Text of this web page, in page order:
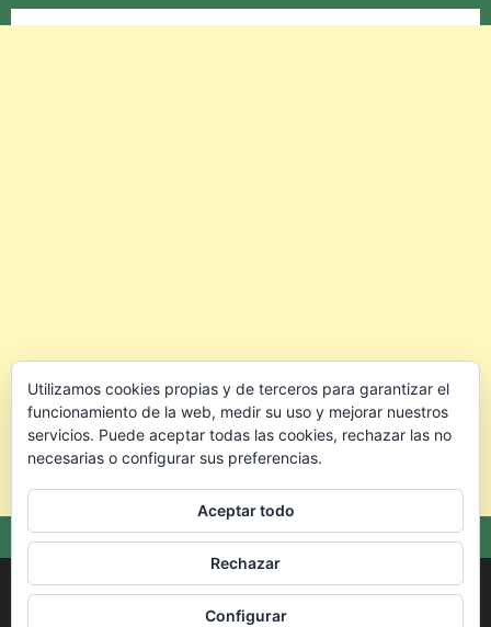
Copyright © 2026 🐰 Conejo.info — Todo para cuidar mejor a tu
conejo.
Utilizamos cookies propias y de terceros para garantizar el
funcionamiento de la web, medir su uso y mejorar nuestros
servicios. Puede aceptar todas las cookies, rechazar las no
necesarias o configurar sus preferencias.
Aceptar todo
Rechazar
Configurar